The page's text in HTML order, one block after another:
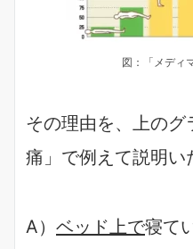
図：「メディ
その理由を、上の
痛」で例えて説明い
A） ベッド上で寝て